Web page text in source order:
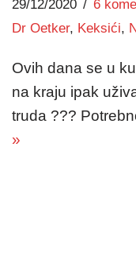
29/12/2020
6
Dr Oetker, Keksići,
Ovih dana se u
na kraju ipak
truda ???
»